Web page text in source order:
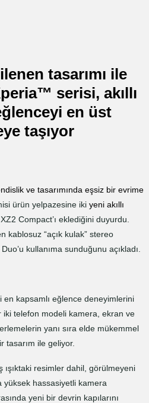
tasarımı ile
serisi, akıllı
en üst
taşıyor
ve tasarımında eşsiz bir evrime
ürün yelpazesine iki yeni akıllı
Compact’ı eklediğini duyurdu.
kablosuz “açık kulak” stereo
kullanıma sunduğunu açıkladı.
en kapsamlı eğlence deneyimlerini
telefon modeli kamera, ekran ve
yanı sıra elde mükemmel
tasarım ile geliyor.
ışıktaki resimler dahil, görülmeyeni
hassasiyetli kamera
yeni bir devrin kapılarını